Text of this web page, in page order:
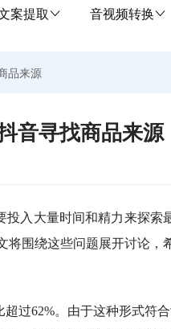
案提取 音视频转换
品来源
音寻找商品来源
入大量时间和精力来探索
围绕这些问题展开讨论，
过62%。由于这种形式符